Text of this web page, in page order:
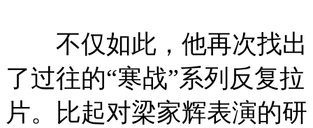
不仅如此，他再次找出
了过往的“寒战”系列反复拉
片。比起对梁家辉表演的研